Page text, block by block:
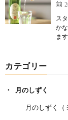
ス
か
ま
カテゴリー
月のしずく
月のしずく（